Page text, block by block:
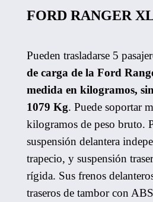
FORD RANGER
Pueden trasladarse 5
de carga de la Ford
medida en kilogramos,
1079 Kg. Puede soportar
kilogramos de peso bruto.
suspensión delantera
trapecio, y suspensión
rígida. Sus frenos
traseros de tambor con